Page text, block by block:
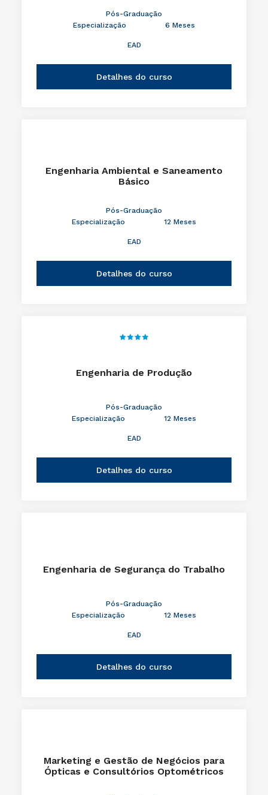
Pós-Graduação
Especialização
6 Meses
EAD
Detalhes do curso
Engenharia Ambiental e Saneamento
Básico
Pós-Graduação
Especialização
12 Meses
EAD
Detalhes do curso
Engenharia de Produção
Pós-Graduação
Especialização
12 Meses
EAD
Detalhes do curso
Engenharia de Segurança do Trabalho
Pós-Graduação
Especialização
12 Meses
EAD
Detalhes do curso
Marketing e Gestão de Negócios para
Ópticas e Consultórios Optométricos